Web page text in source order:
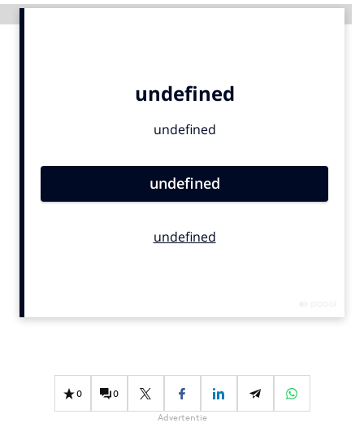
Campagnes
Data & Insights
Digital transformation
0 0
Advertentie